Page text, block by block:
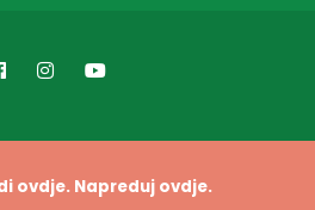
ovdje. Napreduj ovdje.